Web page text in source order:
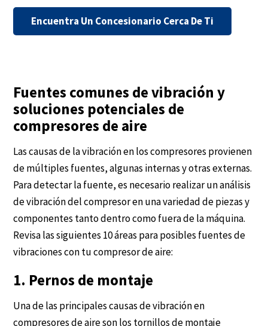
Encuentra Un Concesionario Cerca De Ti
Fuentes comunes de vibración y
soluciones potenciales de
compresores de aire
Las causas de la vibración en los compresores provienen
de múltiples fuentes, algunas internas y otras externas.
Para detectar la fuente, es necesario realizar un análisis
de vibración del compresor en una variedad de piezas y
componentes tanto dentro como fuera de la máquina.
Revisa las siguientes 10 áreas para posibles fuentes de
vibraciones con tu compresor de aire:
1. Pernos de montaje
Una de las principales causas de vibración en
compresores de aire son los tornillos de montaje